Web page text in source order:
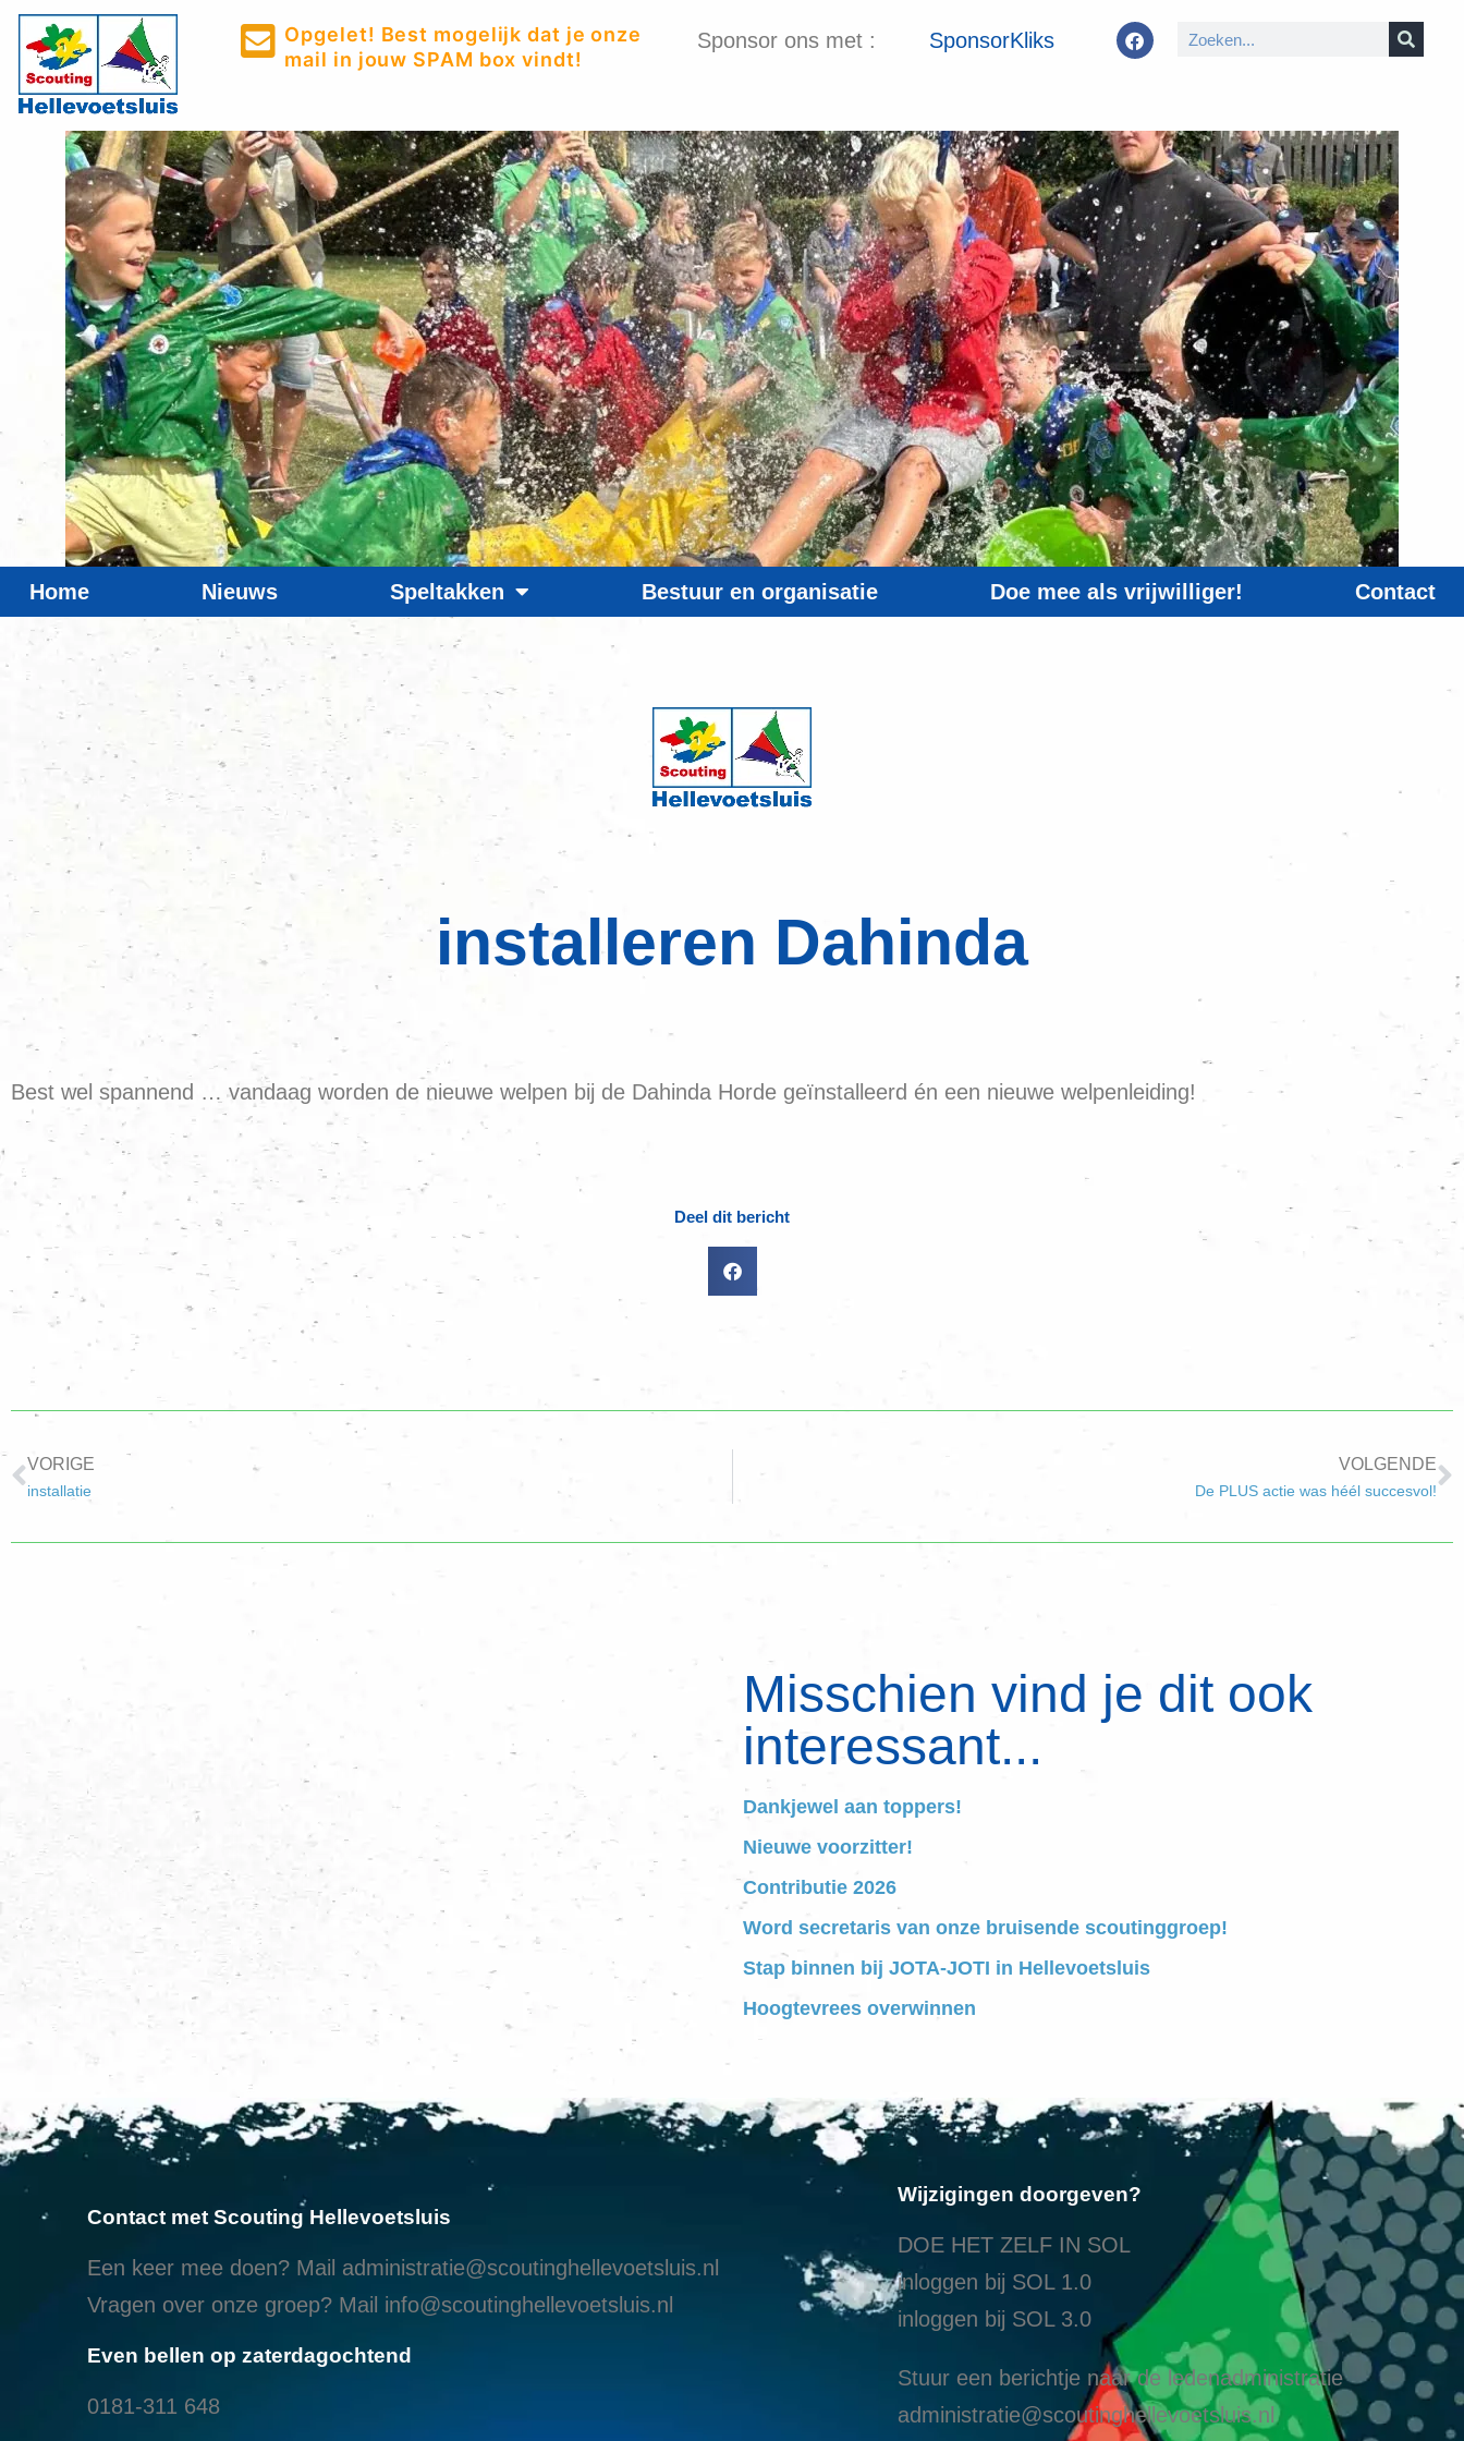
Opgelet! Best mogelijk dat je onze
mail in jouw SPAM box vindt!
Sponsor ons met : SponsorKliks
Home Nieuws Speltakken Bestuur en organisatie Doe mee als vrijwilliger! Contact
installeren Dahinda
Best wel spannend … vandaag worden de nieuwe welpen bij de Dahinda Horde geïnstalleerd én een nieuwe welpenleiding!
Deel dit bericht
VORIGE
installatie
VOLGENDE
De PLUS actie was héél succesvol!
Misschien vind je dit ook
interessant...
Dankjewel aan toppers!
Nieuwe voorzitter!
Contributie 2026
Word secretaris van onze bruisende scoutinggroep!
Stap binnen bij JOTA-JOTI in Hellevoetsluis
Hoogtevrees overwinnen
Contact met Scouting Hellevoetsluis
Een keer mee doen? Mail administratie@scoutinghellevoetsluis.nl
Vragen over onze groep? Mail info@scoutinghellevoetsluis.nl
Even bellen op zaterdagochtend
0181-311 648
Wijzigingen doorgeven?
DOE HET ZELF IN SOL
inloggen bij SOL 1.0
inloggen bij SOL 3.0
Stuur een berichtje naar de ledenadministratie
administratie@scoutinghellevoetsluis.nl